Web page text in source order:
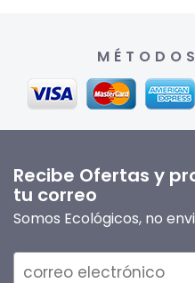
Recibe Ofertas y
tu correo
Somos Ecológicos, no